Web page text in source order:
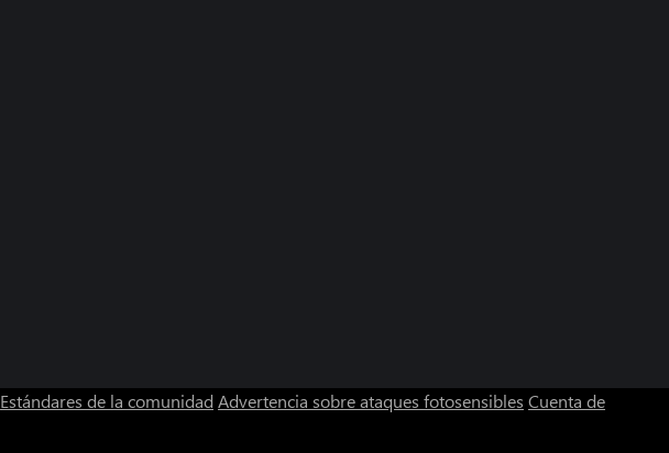
Estándares de la comunidad Advertencia sobre ataques fotosensibles Cuenta de